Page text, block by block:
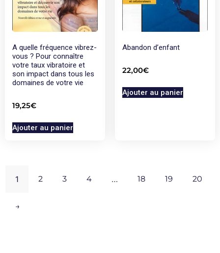
A quelle fréquence vibrez-
vous ? Pour connaître
votre taux vibratoire et
son impact dans tous les
domaines de votre vie
19,25€
Ajouter au panier
Abandon d’enfant
22,00€
Ajouter au panier
1 2 3 4 … 18 19 20
→